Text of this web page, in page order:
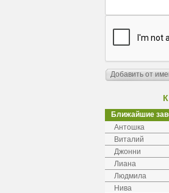
Ближайшие
Антошка
Виталий
Джонни
Лиана
Людмила
Нива